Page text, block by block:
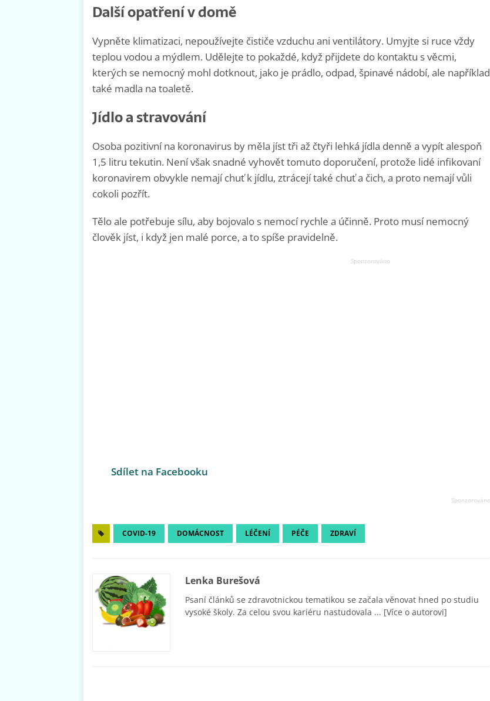
Další opatření v domě
Vypněte klimatizaci, nepoužívejte čističe vzduchu ani ventilátory. Umyjte si ruce vždy
teplou vodou a mýdlem. Udělejte to pokaždé, když přijdete do kontaktu s věcmi,
kterých se nemocný mohl dotknout, jako je prádlo, odpad, špinavé nádobí, ale například
také madla na toaletě.
Jídlo a stravování
Osoba pozitivní na koronavirus by měla jíst tři až čtyři lehká jídla denně a vypít alespoň
1,5 litru tekutin. Není však snadné vyhovět tomuto doporučení, protože lidé infikovaní
koronavirem obvykle nemají chuť k jídlu, ztrácejí také chuť a čich, a proto nemají vůli
cokoli pozřít.
Tělo ale potřebuje sílu, aby bojovalo s nemocí rychle a účinně. Proto musí nemocný
člověk jíst, i když jen malé porce, a to spíše pravidelně.
Sdílet na Facebooku
COVID-19 DOMÁCNOST LÉČENÍ PÉČE ZDRAVÍ
Lenka Burešová
Psaní článků se zdravotnickou tematikou se začala věnovat hned po studiu
vysoké školy. Za celou svou kariéru nastudovala ... [Více o autorovi]